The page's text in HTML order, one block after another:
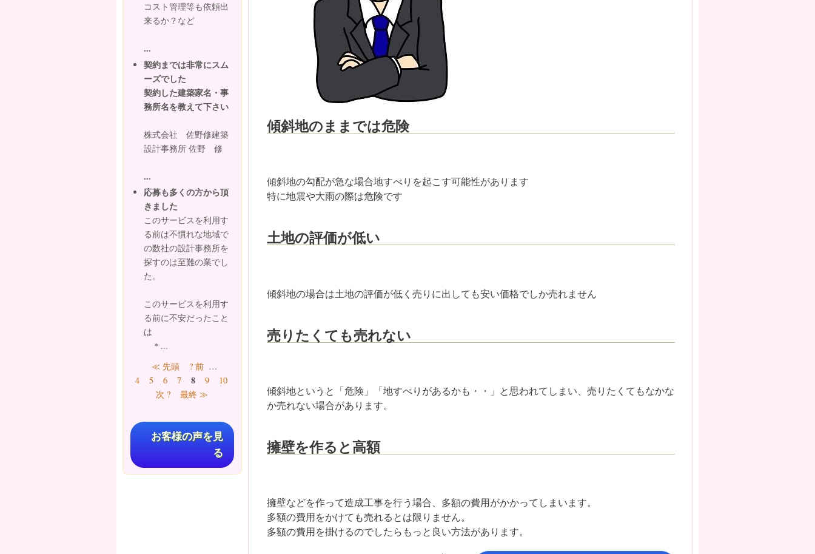
傾斜地のままでは危険
傾斜地の勾配が急な場合地すべりを起こす可能性があります
特に地震や大雨の際は危険です
土地の評価が低い
傾斜地の場合は土地の評価が低く売りに出しても安い価格でしか売れません
売りたくても売れない
傾斜地というと「危険」「地すべりがあるかも・・」と思われてしまい、売りたくてもなかな
か売れない場合があります。
擁壁を作ると高額
擁壁などを作って造成工事を行う場合、多額の費用がかかってしまいます。
多額の費用をかけても売れるとは限りません。
多額の費用を掛けるのでしたらもっと良い方法があります。
コスト管理等も依頼出
来るか？など
...
契約までは非常にスム
ーズでした
契約した建築家名・事
務所名を教えて下さい
株式会社 佐野修建築
設計事務所 佐野 修
...
応募も多くの方から頂
きました
このサービスを利用す
る前は不慣れな地域で
の数社の設計事務所を
探すのは至難の業でし
た。
このサービスを利用す
る前に不安だったこと
は
＊...
ページ≪ 先頭 ? 前 …
4
5 6 7 8 9 10
次 ?
最終 ≫
お客様の声を見
る